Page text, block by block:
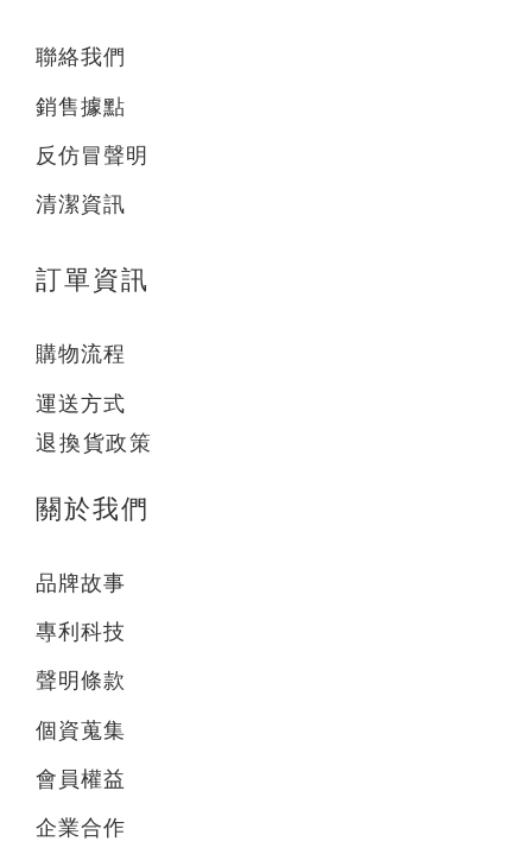
聯絡我們
銷售據點
反仿冒聲明
清潔資訊
訂單資訊
購物流程
運送方式
退換貨政策
關於我們
品牌故事
專利科技
聲明條款
個資蒐集
會員權益
企業合作